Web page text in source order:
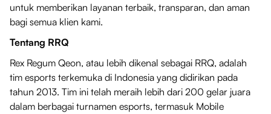
untuk memberikan layanan terbaik, transparan, dan aman
bagi semua klien kami.
Tentang RRQ
Rex Regum Qeon, atau lebih dikenal sebagai RRQ, adalah
tim esports terkemuka di Indonesia yang didirikan pada
tahun 2013. Tim ini telah meraih lebih dari 200 gelar juara
dalam berbagai turnamen esports, termasuk Mobile